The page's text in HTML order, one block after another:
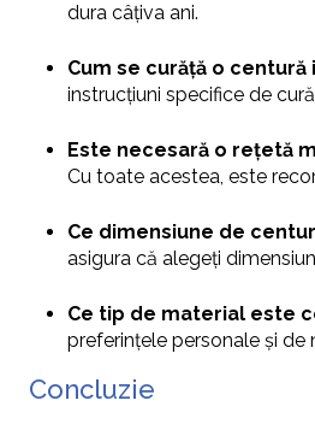
dura câțiva ani.
Cum se curăță o centură
instrucțiuni specifice de
Este necesară o rețetă
Cu toate acestea, este
Ce dimensiune de
asigura că alegeți
Ce tip de material este
preferințele personale și
Concluzie